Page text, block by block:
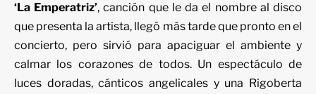
‘La Emperatriz’, canción que le da el nombre al disco
que presenta la artista, llegó más tarde que pronto en el
concierto, pero sirvió para apaciguar el ambiente y
calmar los corazones de todos. Un espectáculo de
luces doradas, cánticos angelicales y una Rigoberta